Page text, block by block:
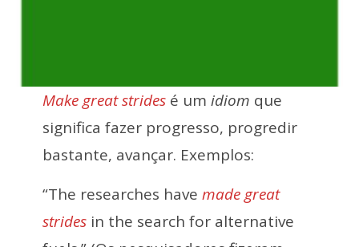
Make great stridesé um idiom que
significa fazer progresso, progredir
bastante, avançar. Exemplos:
“The researches have made great
stridesin the search for alternative